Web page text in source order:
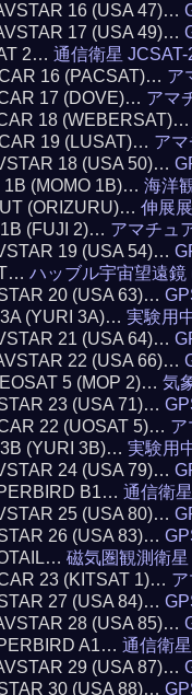
16 (USA 47)…
17 (USA 49)…
2… 通信衛星 JCSAT-
16 (PACSAT)… ア
17 (DOVE)… アマ
18 (WEBERSAT)…
19 (LUSAT)… ア
18 (USA 50)…
1B (MOMO 1B)… 海洋
(ORIZURU)… 伸展
(FUJI 2)… アマチュ
19 (USA 54)…
ハッブル宇宙望遠鏡
20 (USA 63)…
(YURI 3A)… 実験用
21 (USA 64)…
22 (USA 66)…
5 (MOP 2)… 気
23 (USA 71)…
22 (UOSAT 5)… ア
(YURI 3B)… 実験用
24 (USA 79)…
B1… 通信衛
25 (USA 80)…
26 (USA 83)…
磁気圏観測衛
23 (KITSAT 1)…
27 (USA 84)…
28 (USA 85)…
A1… 通信衛
29 (USA 87)…
30 (USA 88)…